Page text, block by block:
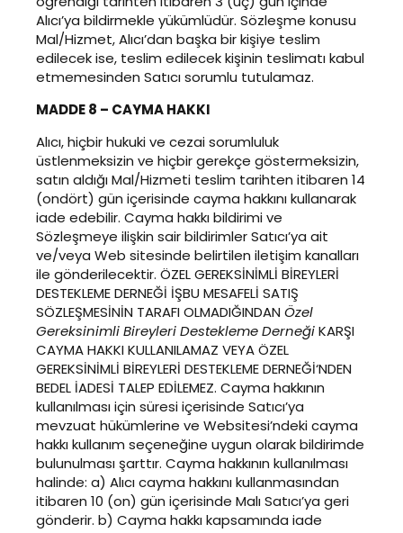
Alıcı’ya bildirmekle yükümlüdür. Sözleşme konusu
Mal/Hizmet, Alıcı’dan başka bir kişiye teslim
edilecek ise, teslim edilecek kişinin teslimatı kabul
etmemesinden Satıcı sorumlu tutulamaz.
MADDE 8 – CAYMA HAKKI
Alıcı, hiçbir hukuki ve cezai sorumluluk
üstlenmeksizin ve hiçbir gerekçe göstermeksizin,
satın aldığı Mal/Hizmeti teslim tarihten itibaren 14
(ondört) gün içerisinde cayma hakkını kullanarak
iade edebilir. Cayma hakkı bildirimi ve
Sözleşmeye ilişkin sair bildirimler Satıcı’ya ait
ve/veya Web sitesinde belirtilen iletişim kanalları
ile gönderilecektir. ÖZEL GEREKSİNİMLİ BİREYLERİ
DESTEKLEME DERNEĞİ İŞBU MESAFELİ SATIŞ
SÖZLEŞMESİNİN TARAFI OLMADIĞINDAN Özel
Gereksinimli Bireyleri Destekleme DerneğiKARŞI
CAYMA HAKKI KULLANILAMAZ VEYA ÖZEL
GEREKSİNİMLİ BİREYLERİ DESTEKLEME DERNEĞİ‘NDEN
BEDEL İADESİ TALEP EDİLEMEZ. Cayma hakkının
kullanılması için süresi içerisinde Satıcı’ya
mevzuat hükümlerine ve Websitesi’ndeki cayma
hakkı kullanım seçeneğine uygun olarak bildirimde
bulunulması şarttır. Cayma hakkının kullanılması
halinde: a) Alıcı cayma hakkını kullanmasından
itibaren 10 (on) gün içerisinde Malı Satıcı’ya geri
gönderir. b) Cayma hakkı kapsamında iade